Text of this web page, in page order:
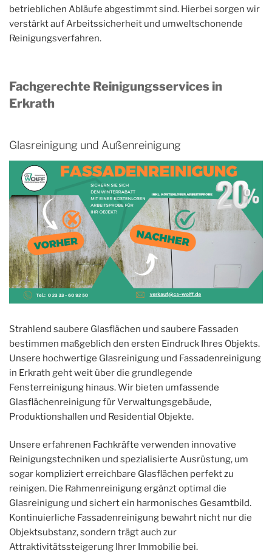
betrieblichen Abläufe abgestimmt sind. Hierbei sorgen wir
verstärkt auf Arbeitssicherheit und umweltschonende
Reinigungsverfahren.
Fachgerechte Reinigungsservices in
Erkrath
Glasreinigung und Außenreinigung
Strahlend saubere Glasflächen und saubere Fassaden
bestimmen maßgeblich den ersten Eindruck Ihres Objekts.
Unsere hochwertige Glasreinigung und Fassadenreinigung
in Erkrath geht weit über die grundlegende
Fensterreinigung hinaus. Wir bieten umfassende
Glasflächenreinigung für Verwaltungsgebäude,
Produktionshallen und Residential Objekte.
Unsere erfahrenen Fachkräfte verwenden innovative
Reinigungstechniken und spezialisierte Ausrüstung, um
sogar kompliziert erreichbare Glasflächen perfekt zu
reinigen. Die Rahmenreinigung ergänzt optimal die
Glasreinigung und sichert ein harmonisches Gesamtbild.
Kontinuierliche Fassadenreinigung bewahrt nicht nur die
Objektsubstanz, sondern trägt auch zur
Attraktivitätssteigerung Ihrer Immobilie bei.